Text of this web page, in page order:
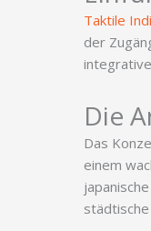
Taktile
der
Die
Das
einem